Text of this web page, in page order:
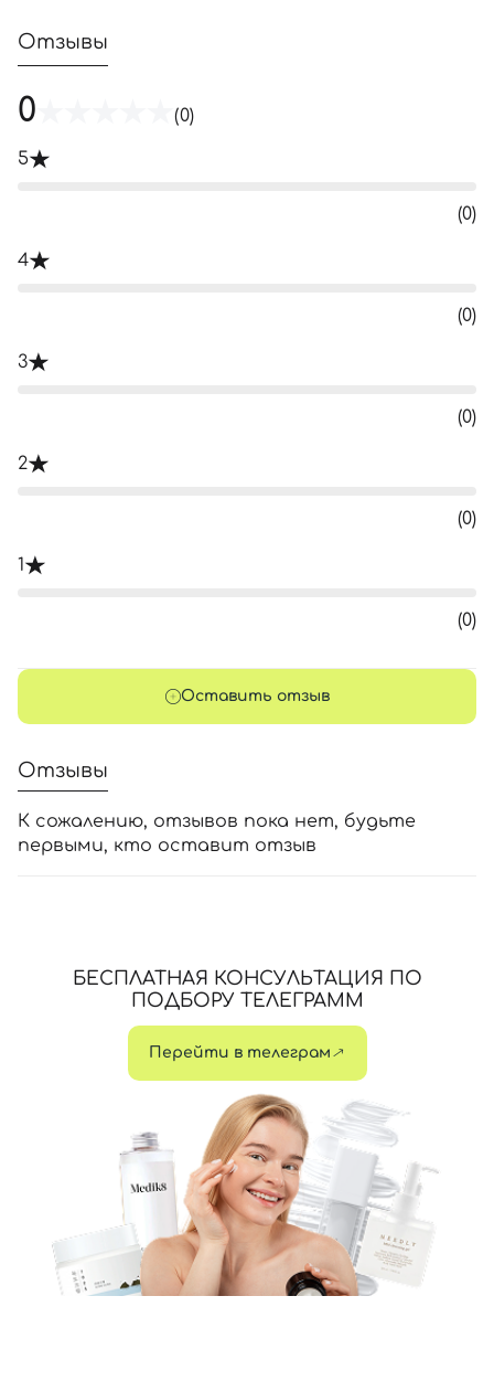
Отзывы
0 (0)
5
(0)
4
(0)
3
(0)
2
(0)
1
(0)
Оставить отзыв
Отзывы
К сожалению, отзывов пока нет, будьте
первыми, кто оставит отзыв
БЕСПЛАТНАЯ КОНСУЛЬТАЦИЯ ПО
ПОДБОРУ ТЕЛЕГРАММ
Перейти в телеграм